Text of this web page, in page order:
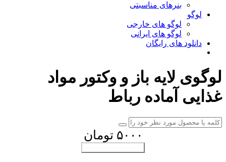
بنرهای مناسبتی
لوگو
لوگو های خارجی
لوگو های ایرانی
دانلود های رایگان
لوگوی لایه باز و وکتور مواد
غذایی آماده رباط
۵۰۰۰ تومان